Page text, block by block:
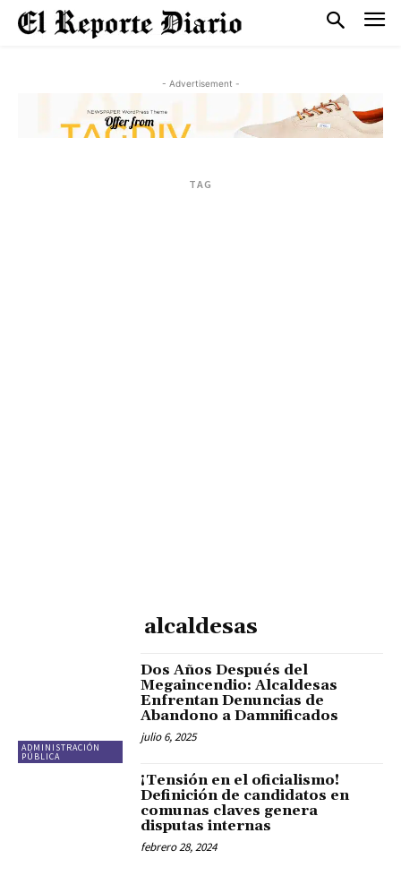
- Advertisement -
TAG
alcaldesas
ADMINISTRACIÓN
PÚBLICA
Dos Años Después del
Megaincendio: Alcaldesas
Enfrentan Denuncias de
Abandono a Damnificados
julio 6, 2025
¡Tensión en el oficialismo!
Definición de candidatos en
comunas claves genera
disputas internas
febrero 28, 2024